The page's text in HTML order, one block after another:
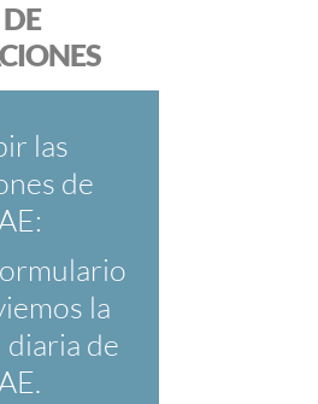
el buen uso del
y en
las
de
la
de